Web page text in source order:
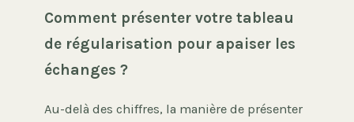
Comment présenter votre tableau
de régularisation pour apaiser les
échanges ?
Au-delà des chiffres, la manière de présenter